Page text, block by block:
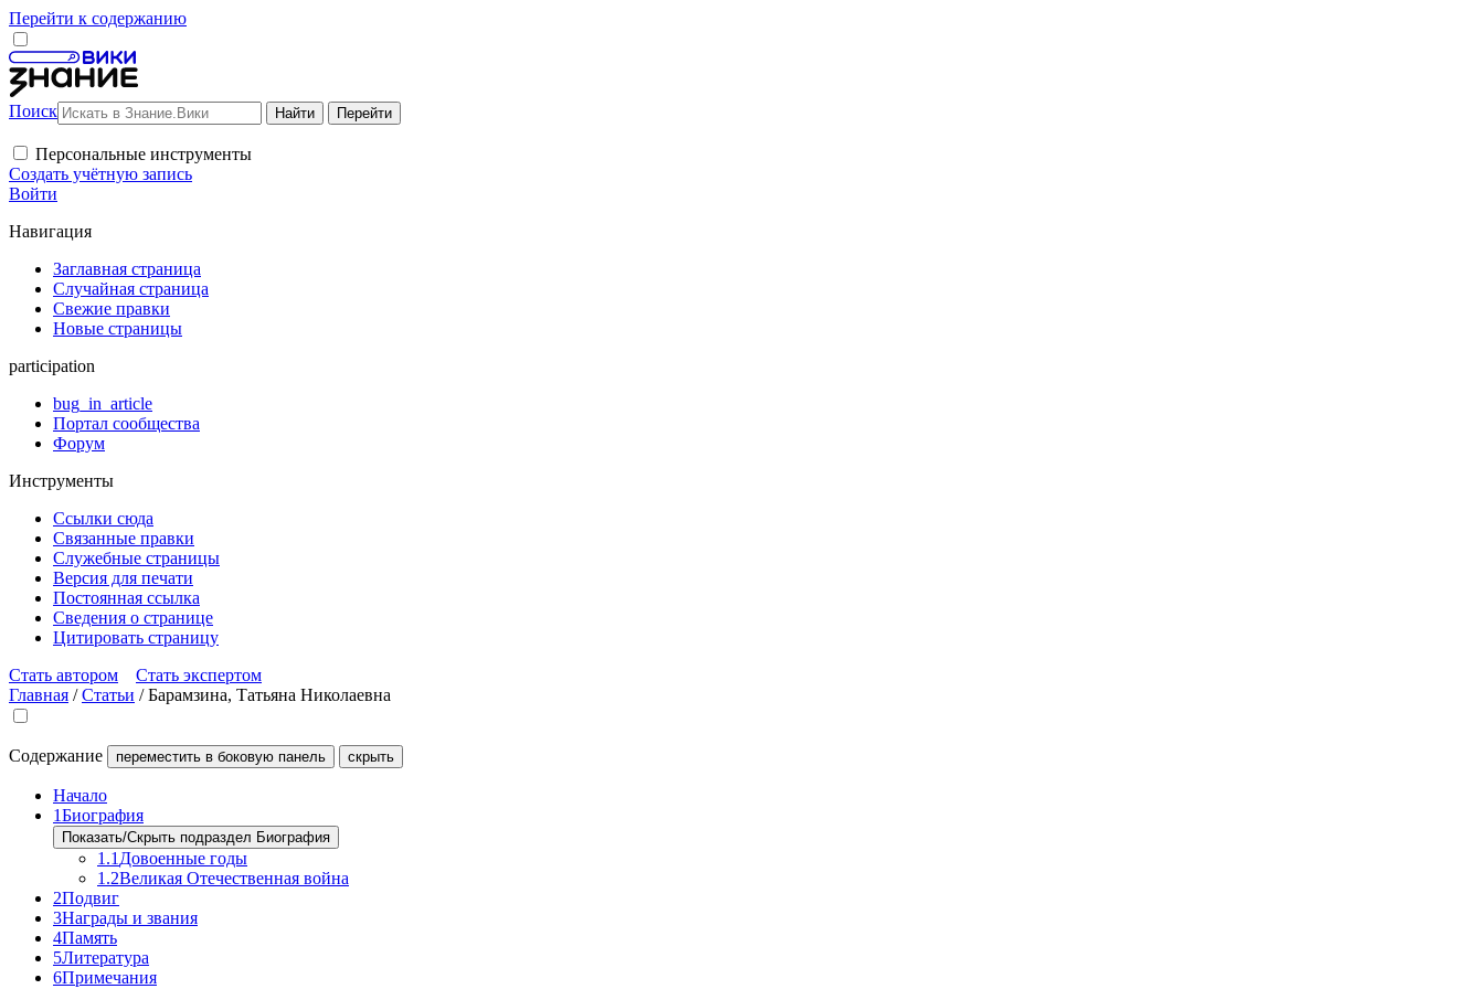
Перейти к содержанию
Поиск
Персональные инструменты
Создать учётную запись
Войти
Навигация
Заглавная страница
Случайная страница
Свежие правки
Новые страницы
participation
bug_in_article
Портал сообщества
Форум
Инструменты
Ссылки сюда
Связанные правки
Служебные страницы
Версия для печати
Постоянная ссылка
Сведения о странице
Цитировать страницу
Стать автором
Стать экспертом
Главная /Статьи /Барамзина, Татьяна Николаевна
Содержание переместить в боковую панель скрыть
Начало
1Биография
Показать/Скрыть подраздел Биография
1.1 Довоенные годы
1.2Великая Отечественная война
2Подвиг
3Награды и звания
4Память
5Литература
6Примечания